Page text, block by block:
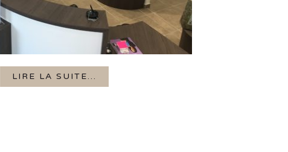
LIRE LA SUITE...